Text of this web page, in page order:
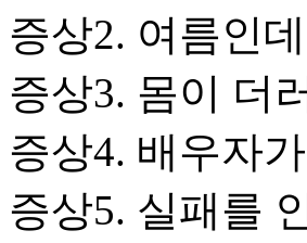
증상2. 여름인
증상3. 몸이 더
증상4. 배우자
증상5. 실패를